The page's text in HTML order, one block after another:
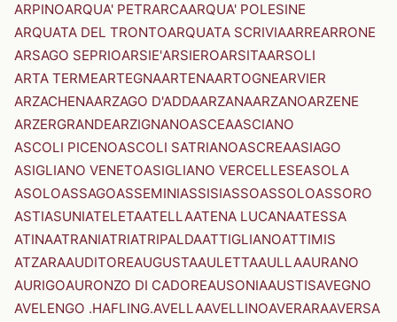
ARPINOARQUA' PETRARCAARQUA' POLESINE
ARQUATA DEL TRONTOARQUATA SCRIVIAARREARRONE
ARSAGO SEPRIOARSIE'ARSIEROARSITAARSOLI
ARTA TERMEARTEGNAARTENAARTOGNEARVIER
ARZACHENAARZAGO D'ADDAARZANAARZANOARZENE
ARZERGRANDEARZIGNANOASCEAASCIANO
ASCOLI PICENOASCOLI SATRIANOASCREAASIAGO
ASIGLIANO VENETOASIGLIANO VERCELLESEASOLA
ASOLOASSAGOASSEMINIASSISIASSOASSOLOASSORO
ASTIASUNIATELETAATELLAATENA LUCANAATESSA
ATINAATRANIATRIATRIPALDAATTIGLIANOATTIMIS
ATZARAAUDITOREAUGUSTAAULETTAAULLAAURANO
AURIGOAURONZO DI CADOREAUSONIAAUSTISAVEGNO
AVELENGO .HAFLING.AVELLAAVELLINOAVERARAAVERSA